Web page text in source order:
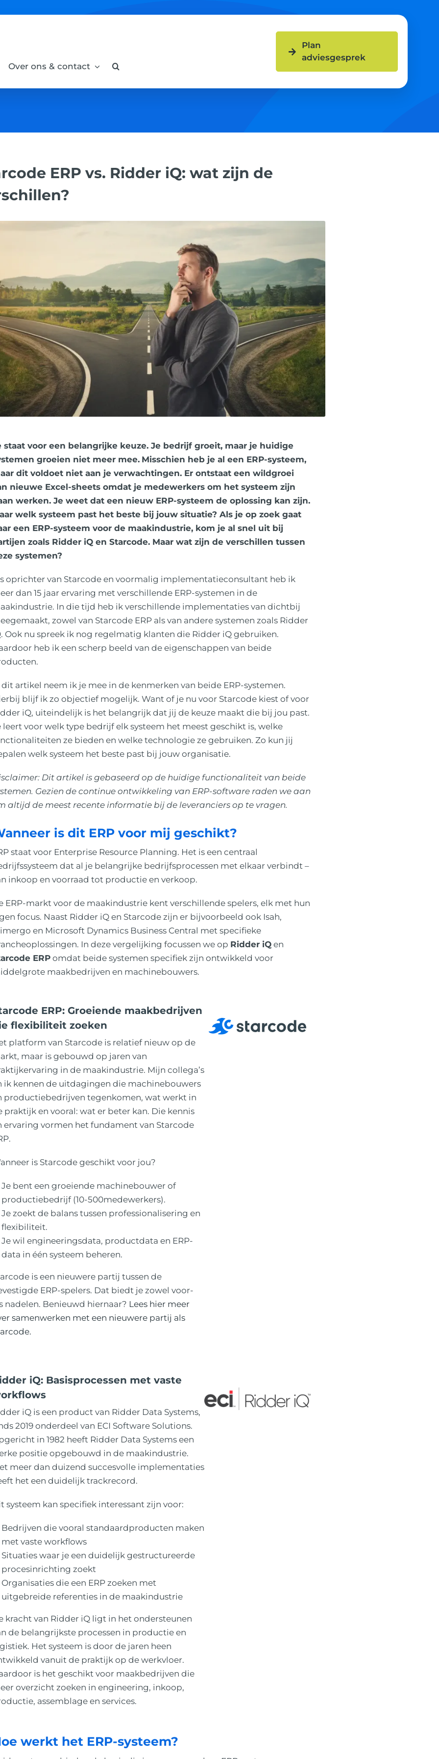
Over ons & contact
Plan
adviesgesprek
ERP vs. Ridder iQ: wat zijn de
staat voor een belangrijke keuze. Je bedrijf groeit, maar je huidige
groeien niet meer mee. Misschien heb je al een ERP-systeem,
dit voldoet niet aan je verwachtingen. Er ontstaat een wildgroei
nieuwe Excel-sheets omdat je medewerkers om het systeem zijn
werken. Je weet dat een nieuw ERP-systeem de oplossing kan zijn.
welk systeem past het beste bij jouw situatie? Als je op zoek gaat
een ERP-systeem voor de maakindustrie, kom je al snel uit bij
zoals Ridder iQ en Starcode. Maar wat zijn de verschillen tussen
systemen?
oprichter van Starcode en voormalig implementatieconsultant heb ik
dan 15 jaar ervaring met verschillende ERP-systemen in de
In die tijd heb ik verschillende implementaties van dichtbij
zowel van Starcode ERP als van andere systemen zoals Ridder
Ook nu spreek ik nog regelmatig klanten die Ridder iQ gebruiken.
heb ik een scherp beeld van de eigenschappen van beide
dit artikel neem ik je mee in de kenmerken van beide ERP-systemen.
blijf ik zo objectief mogelijk. Want of je nu voor Starcode kiest of voor
iQ, uiteindelijk is het belangrijk dat jij de keuze maakt die bij jou past.
leert voor welk type bedrijf elk systeem het meest geschikt is, welke
ze bieden en welke technologie ze gebruiken. Zo kun jij
welk systeem het beste past bij jouw organisatie.
Dit artikel is gebaseerd op de huidige functionaliteit van beide
Gezien de continue ontwikkeling van ERP-software raden we aan
altijd de meest recente informatie bij de leveranciers op te vragen.
is dit ERP voor mij geschikt?
staat voor Enterprise Resource Planning. Het is een centraal
dat al je belangrijke bedrijfsprocessen met elkaar verbindt –
inkoop en voorraad tot productie en verkoop.
ERP-markt voor de maakindustrie kent verschillende spelers, elk met hun
focus. Naast Ridder iQ en Starcode zijn er bijvoorbeeld ook Isah,
en Microsoft Dynamics Business Central met specifieke
In deze vergelijking focussen we op Ridder iQen
ERPomdat beide systemen specifiek zijn ontwikkeld voor
maakbedrijven en machinebouwers.
ERP: Groeiende maakbedrijven
flexibiliteit zoeken
platform van Starcode is relatief nieuw op de
maar is gebouwd op jaren van
in de maakindustrie. Mijn collega’s
ik kennen de uitdagingen die machinebouwers
productiebedrijven tegenkomen, wat werkt in
praktijk en vooral: wat er beter kan. Die kennis
ervaring vormen het fundament van Starcode
is Starcode geschikt voor jou?
Je bent een groeiende machinebouwer of
productiebedrijf (10-500medewerkers).
Je zoekt de balans tussen professionalisering en
flexibiliteit.
Je wil engineeringsdata, productdata en ERP-
data in één systeem beheren.
is een nieuwere partij tussen de
ERP-spelers. Dat biedt je zowel voor-
nadelen. Benieuwd hiernaar? Lees hier meer
samenwerken met een nieuwere partij als
iQ: Basisprocessen met vaste
iQ is een product van Ridder Data Systems,
2019 onderdeel van ECI Software Solutions.
in 1982 heeft Ridder Data Systems een
positie opgebouwd in de maakindustrie.
meer dan duizend succesvolle implementaties
het een duidelijk trackrecord.
systeem kan specifiek interessant zijn voor:
Bedrijven die vooral standaardproducten maken
met vaste workflows
Situaties waar je een duidelijk gestructureerde
procesinrichting zoekt
Organisaties die een ERP zoeken met
uitgebreide referenties in de maakindustrie
kracht van Ridder iQ ligt in het ondersteunen
de belangrijkste processen in productie en
Het systeem is door de jaren heen
vanuit de praktijk op de werkvloer.
is het geschikt voor maakbedrijven die
overzicht zoeken in engineering, inkoop,
assemblage en services.
werkt het ERP-systeem?